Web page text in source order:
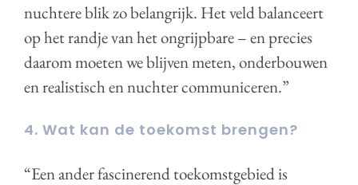
nuchtere blik zo belangrijk. Het veld balanceert
op het randje van het ongrijpbare – en precies
daarom moeten we blijven meten, onderbouwen
en realistisch en nuchter communiceren.”
4. Wat kan de toekomst brengen?
“Een ander fascinerend toekomstgebied is